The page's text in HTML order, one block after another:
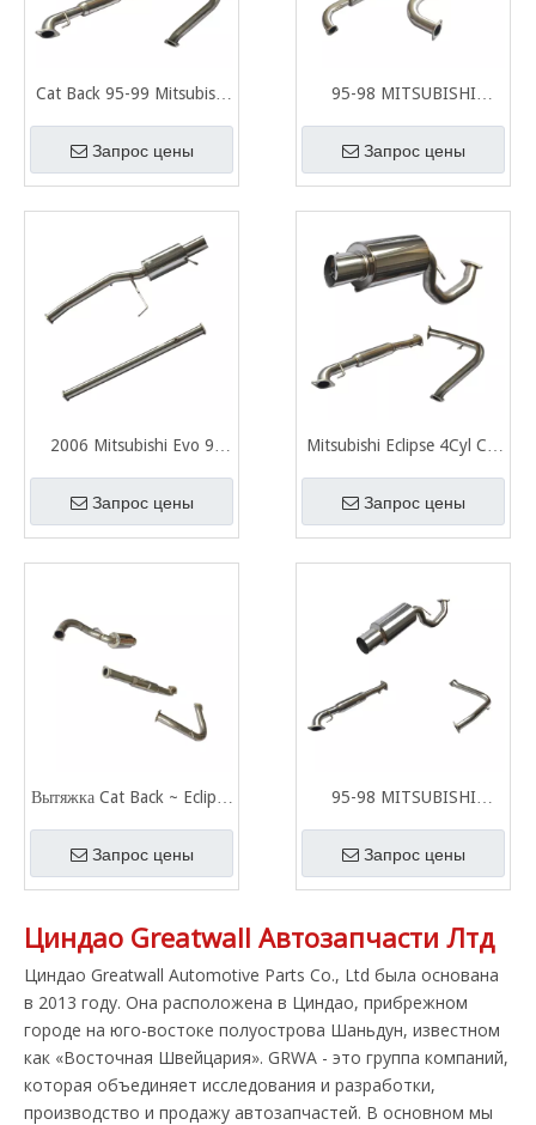
Cat Back 95-99 Mitsubishi
стали 201, зеркально
отполированная выхлопная
Запрос цены
95-98 MITSUBISHI
Нержавеющая сталь 201
Зеркальная полированная
Запрос цены
2006 Mitsubishi Evo 9
Зеркальная полированная
выхлопная система
Запрос цены
Mitsubishi Eclipse 4Cyl Cat
201 Полированная
выхлопная система с
Запрос цены
Вытяжка Cat Back ~ Eclipse
Нержавеющая сталь 201
Полированная система
газов
Запрос цены
95-98 MITSUBISHI
сталь 201 с зеркальной
полировкой Выхлопная
Запрос цены
Циндао Greatwall Автозапчасти Лтд
Циндао Greatwall Automotive Parts Co., Ltd была основана
в 2013 году. Она расположена в Циндао, прибрежном
городе на юго-востоке полуострова Шаньдун, известном
как «Восточная Швейцария». GRWA - это группа компаний,
которая объединяет исследования и разработки,
производство и продажу автозапчастей. В основном мы